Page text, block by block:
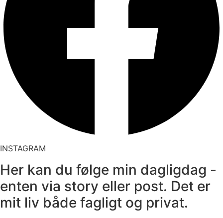
INSTAGRAM
Her kan du følge min dagligdag -
enten via story eller post. Det er
mit liv både fagligt og privat.